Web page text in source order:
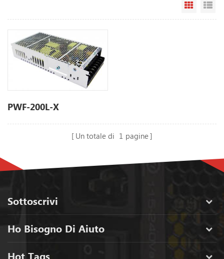
Vista
PWF-200L-X
Un totale di 1 pagine
Sottoscrivi
Ho Bisogno Di Aiuto
Hot Tags